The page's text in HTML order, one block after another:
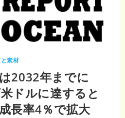
素材
2032年までに
ドルに達すると
長率4％で拡大